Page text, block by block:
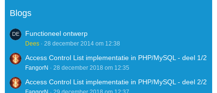
Blogs
Functioneel ontwerp
Dees 28 december 2014 om 12:38
Access Control List implementatie in PHP/MySQL - deel 1/2
FangorN 28 december 2018 om 12:35
Access Control List implementatie in PHP/MySQL - deel 2/2